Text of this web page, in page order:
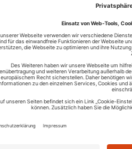
Wandern in Niederbayern: der
24.11.2020 14:42
Gleich hinter Simbach am Inn
hervorragend für eine kleine
Radfahrer oder Wanderer. Der
Hallo Welt, ich bin wieder da!
15.04.2020 14:56
Freizeitblog.com eingestellt.